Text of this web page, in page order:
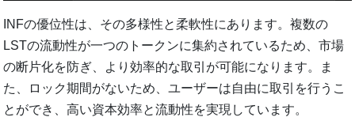
INFの優位性は、その多様性と柔軟性にあります。複数の
LSTの流動性が一つのトークンに集約されているため、市場
の断片化を防ぎ、より効率的な取引が可能になります。ま
た、ロック期間がないため、ユーザーは自由に取引を行うこ
とができ、高い資本効率と流動性を実現しています。